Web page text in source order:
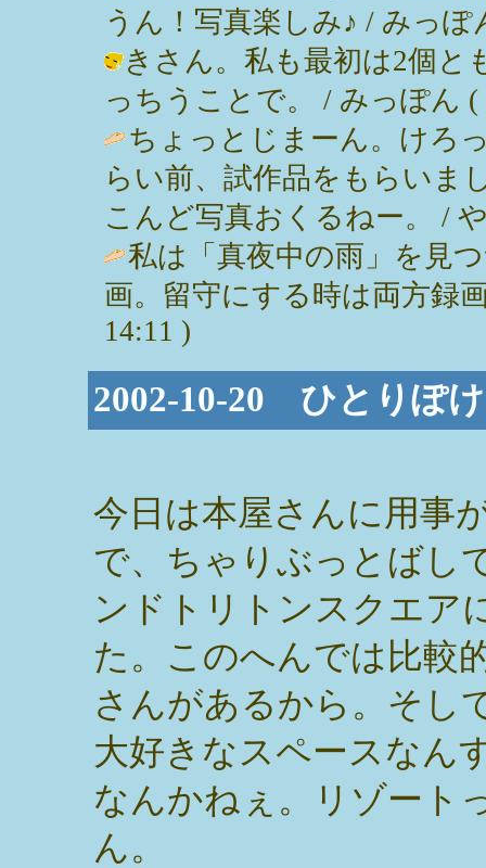
うん！写真楽しみ♪ / みっぽ
きさん。私も最初は2個と
っちうことで。 / みっぽん (
ちょっとじまーん。けろ
らい前、試作品をもらいま
こんど写真おくるねー。 /
私は「真夜中の雨」を見
画。留守にする時は両方録
14:11 )
2002-10-20 ひとりぽ
今日は本屋さんに用事
で、ちゃりぶっとばし
ンドトリトンスクエア
た。このへんでは比較
さんがあるから。そし
大好きなスペースなん
なんかねぇ。リゾート
ん。